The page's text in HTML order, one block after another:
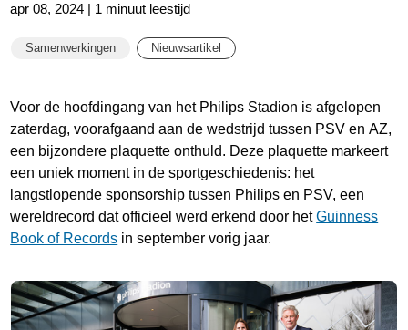
apr 08, 2024 | 1 minuut leestijd
Samenwerkingen Nieuwsartikel
Voor de hoofdingang van het Philips Stadion is afgelopen
zaterdag, voorafgaand aan de wedstrijd tussen PSV en AZ,
een bijzondere plaquette onthuld. Deze plaquette markeert
een uniek moment in de sportgeschiedenis: het
langstlopende sponsorship tussen Philips en PSV, een
wereldrecord dat officieel werd erkend door hetGuinness
Book of Records in september vorig jaar.